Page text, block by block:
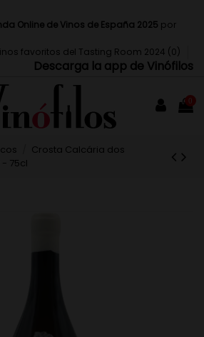
Online de Vinos de España 2025 por
favoritos del Tasting Room 2024 (0 )
Descarga la app de Vinófilos
0
Crosta Calcária dos
75cl